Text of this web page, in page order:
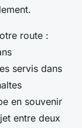
route :
servis dans
en souvenir
entre deux